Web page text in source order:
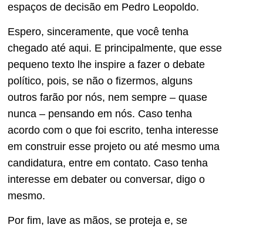
espaços de decisão em Pedro Leopoldo.
Espero, sinceramente, que você tenha
chegado até aqui. E principalmente, que esse
pequeno texto lhe inspire a fazer o debate
político, pois, se não o fizermos, alguns
outros farão por nós, nem sempre – quase
nunca – pensando em nós. Caso tenha
acordo com o que foi escrito, tenha interesse
em construir esse projeto ou até mesmo uma
candidatura, entre em contato. Caso tenha
interesse em debater ou conversar, digo o
mesmo.
Por fim, lave as mãos, se proteja e, se